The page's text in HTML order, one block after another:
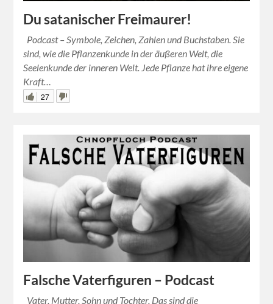
Du satanischer Freimaurer!
Podcast – Symbole, Zeichen, Zahlen und Buchstaben. Sie
sind, wie die Pflanzenkunde in der äußeren Welt, die
Seelenkunde der inneren Welt. Jede Pflanze hat ihre eigene
Kraft…
27
Falsche Vaterfiguren – Podcast
Vater, Mutter, Sohn und Tochter. Das sind die